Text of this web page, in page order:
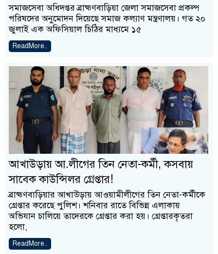
সমাজসেবা অধিদপ্তর ব্রাহ্মণবাড়িয়া জেলা সমাজসেবা প্রকল্প
পরিষদের অনুমোদন দিয়েছে সমাজ কল্যাণ মন্ত্রণালয়। গত ২০
জুলাই এক অফিসিয়াল চিঠির মাধ্যমে ১৫
ReadMore..
আখাউড়ায় আ.লীগের তিন নেতা-কর্মী, কসবায়
সাবেক কাউন্সিলর গ্রেপ্তার!
ব্রাহ্মণবাড়িয়ার আখাউড়ায় আওয়ামীলীগের তিন নেতা-কর্মীকে
গ্রেপ্তার করেছে পুলিশ। শনিবার রাতে বিভিন্ন এলাকায়
অভিযান চালিয়ে তাদেরকে গ্রেপ্তার করা হয়। গ্রেপ্তারকৃতরা
হলো,
ReadMore..